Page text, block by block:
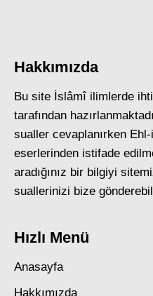
Hakkımızda
Bu site İslâmî ilimlerde
tarafından
sualler cevaplanırken
eserlerinden istifade
aradığınız bir bilgiyi
suallerinizi bize
Hızlı Menü
Anasayfa
Hakkımızda